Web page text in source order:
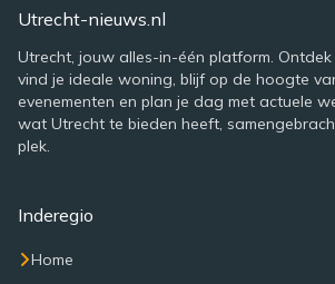
Utrecht-nieuws.nl
Utrecht, jouw alles-in-één platform.
vind je ideale woning, blijf op de hoogte
evenementen en plan je dag met actuele
wat Utrecht te bieden heeft,
plek.
Inderegio
Home